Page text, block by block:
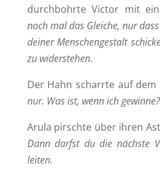
durchbohrte Victor mit
noch mal das Gleiche, nur
deiner Menschengestalt
zu widerstehen.
Der Hahn scharrte auf dem
nur. Was ist, wenn ich gewinne?
Arula pirschte über ihren
Dann darfst du die nächste
leiten.